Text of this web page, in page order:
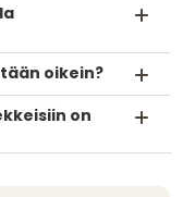
oikein?
on